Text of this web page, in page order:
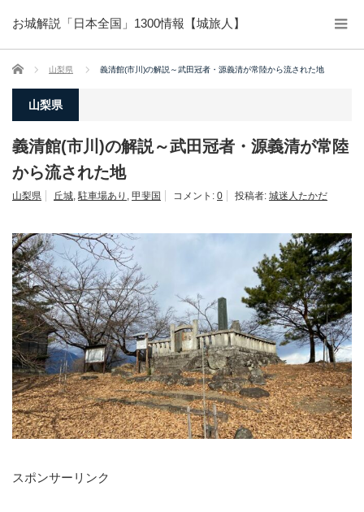
お城解説「日本全国」1300情報【城旅人】
ホーム 山梨県 義清館(市川)の解説～武田冠者・源義清が常陸から流された地
山梨県
義清館(市川)の解説～武田冠者・源義清が常陸
から流された地
山梨県 丘城,駐車場あり , 甲斐国 コメント: 0 投稿者: 城迷人たかだ
スポンサーリンク